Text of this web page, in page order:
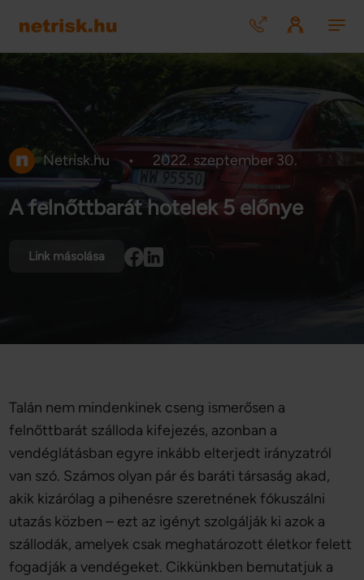
Netrisk.hu • 2022. szeptember 30.
A felnőttbarát hotelek 5 előnye
Link másolása
Talán nem mindenkinek cseng ismerősen a
felnőttbarát szálloda kifejezés, azonban a
vendéglátásban egyre inkább elterjedt irányzatról
van szó. Számos olyan pár és baráti társaság akad,
akik kizárólag a pihenésre szeretnének fókuszálni
utazás közben – ezt az igényt szolgálják ki azok a
szállodák, amelyek csak meghatározott életkor felett
fogadják a vendégeket. Cikkünkben bemutatjuk a